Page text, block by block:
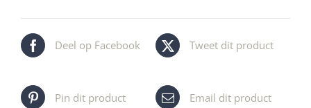
Deel op Facebook Tweet dit product
Pin dit product Email dit product